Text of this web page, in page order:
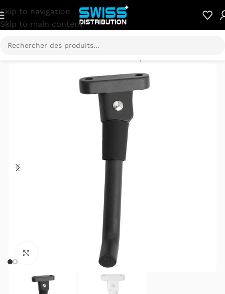
Skip to navigation
Skip to main content
Cliquez pour agrandir.